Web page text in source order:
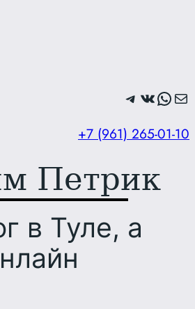
Telegram
+7 (961) 265-01-10
Петрик
в Туле, а